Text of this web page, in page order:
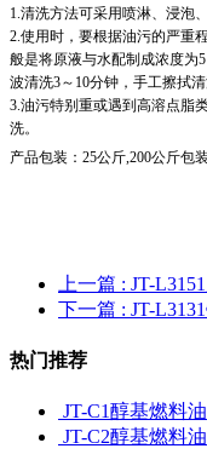
1.清洗方法可采用喷淋、浸泡
2.使用时，要根据油污的严重
般是将原液与水配制成浓度为
波清洗3～10分钟，手工擦拭
3.油污特别重或遇到高溶点脂
洗。
产品包装： 25公斤,200公斤包
上一篇 : JT-
下一篇 : JT-
热门推荐
JT-C1醇基燃料油
JT-C2醇基燃料油